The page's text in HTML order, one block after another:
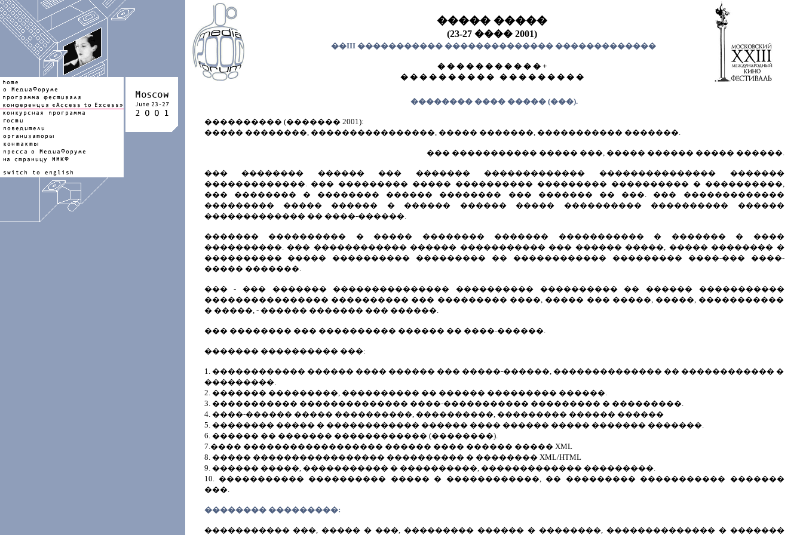
����� �����
(23-27 ���� 2001)
��III ����������� �������������� �������������
� � � � � � � � � � � +
� � � � � � � � � � � � � � � � � � �
�������� ���� ����� (���).
���������� (������� 2001):
����� ��������, ����������������, ����� �������, ����������� �������.
��� ����������� ����� ���, ����� ������ ����� ������.
��� �������� ������ ��� ������� ������������� ��������������� �������
�������������. ��� ��������� ����� ���������� ��������� ���������� � ����������,
��� �������� � �������� ������ �������� ��� ������� �� ���. ��� �������������
��������� ����� ������ � ������ ������ ����� ���������� ���������� ������
������������� �� ����-������.
������� ���������� � ����� �������� ������� ����������� � ������� � ����
����������. ��� ������������ ������ ����������� ��� ������ �����, ����� �������� �
���������� ����� ���������� ��������� �� ������������ ��������� ����-��� ����-
����� �������.
��� - ��� ������� ��������������� ���������� ���������� �� ������ �����������
���������������� ���������� ��� ��������� ����, ����� ��� �����, �����, �����������
� �����, - ������ ������� ��� ������.
��� �������� ��� ���������� ������ �� ����-������.
������� ���������� ���:
1. ������������ ������ ���� ������ ��� �����-������, �������������� �� ������������ �
���������.
2. ������� ���������, ���������� �� ������ ��������� ������.
3. ����������� �������������� ����-����������� ��������� � ���������.
4. ����-������ ����� ����������, ����������, ��������� ������ ������
5. �������� ����� � ������������ ������ ���� ������ ����� ������� �������.
6. ������ �� ������� ������������ (��������).
7.���� ������������������ ������ ���� ������ ����� XML
8. ����� ����������������� ���������� � �������� XML/HTML
9. ������ �����, ����������� � ����������, ������������� ���������.
10. ����������� ���������� ����� � ������������, �� ��������� ����������� �������
���.
�������� ���������:
����������� ���, ����� � ���, ��������� ������ � ��������, �������������� � �������